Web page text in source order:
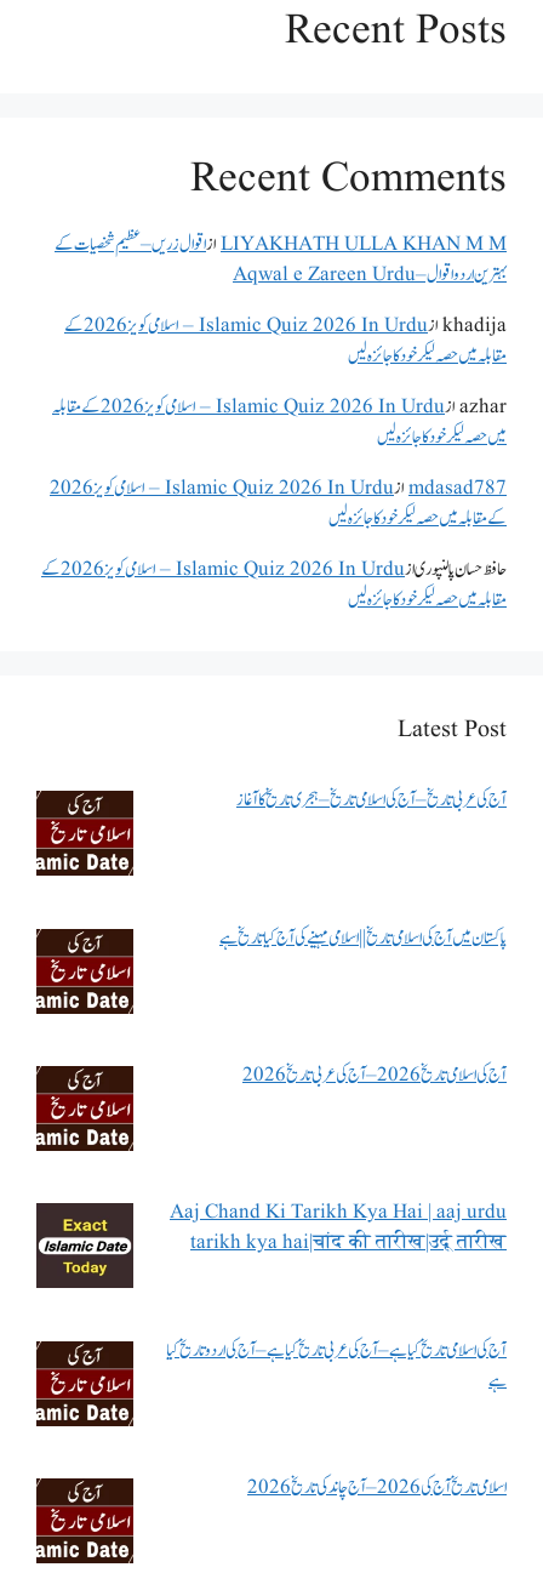
Recent Posts
Recent Comments
LIYAKHATH ULLA KHAN M Mازاقوال زریں – عظیم شخصیات کے
بہترین اردو اقوال – Aqwal e Zareen Urdu
khadijaاز
Islamic Quiz 2026 In Urdu – اسلامی کویز 2026 کے
مقابلہ میں حصہ لیکر خود کا جائزہ لیں
azharاز
Islamic Quiz 2026 In Urdu – اسلامی کویز 2026 کے مقابلہ
میں حصہ لیکر خود کا جائزہ لیں
mdasad787از
Islamic Quiz 2026 In Urdu – اسلامی کویز 2026
کے مقابلہ میں حصہ لیکر خود کا جائزہ لیں
حافظ حسان پالنپوریاز
Islamic Quiz 2026 In Urdu – اسلامی کویز 2026 کے
مقابلہ میں حصہ لیکر خود کا جائزہ لیں
Latest Post
آج کی عربی تاریخ – آج کی اسلامی تاریخ – ہجری تاریخ کا آغاز
پاکستان میں آج کی اسلامی تاریخ || اسلامی مہینے کی آج کیا تاریخ ہے
آج کی اسلامی تاریخ 2026 – آج کی عربی تاریخ 2026
Aaj Chand Ki Tarikh Kya Hai | aaj urdu
tarikh kya hai|चांद की तारीख|उर्दू तारीख
آج کی اسلامی تاریخ کیا ہے – آج کی عربی تاریخ کیا ہے – آج کی اردو تاریخ کیا
ہے
اسلامی تاریخ آج کی 2026 – آج چاند کی تاریخ 2026